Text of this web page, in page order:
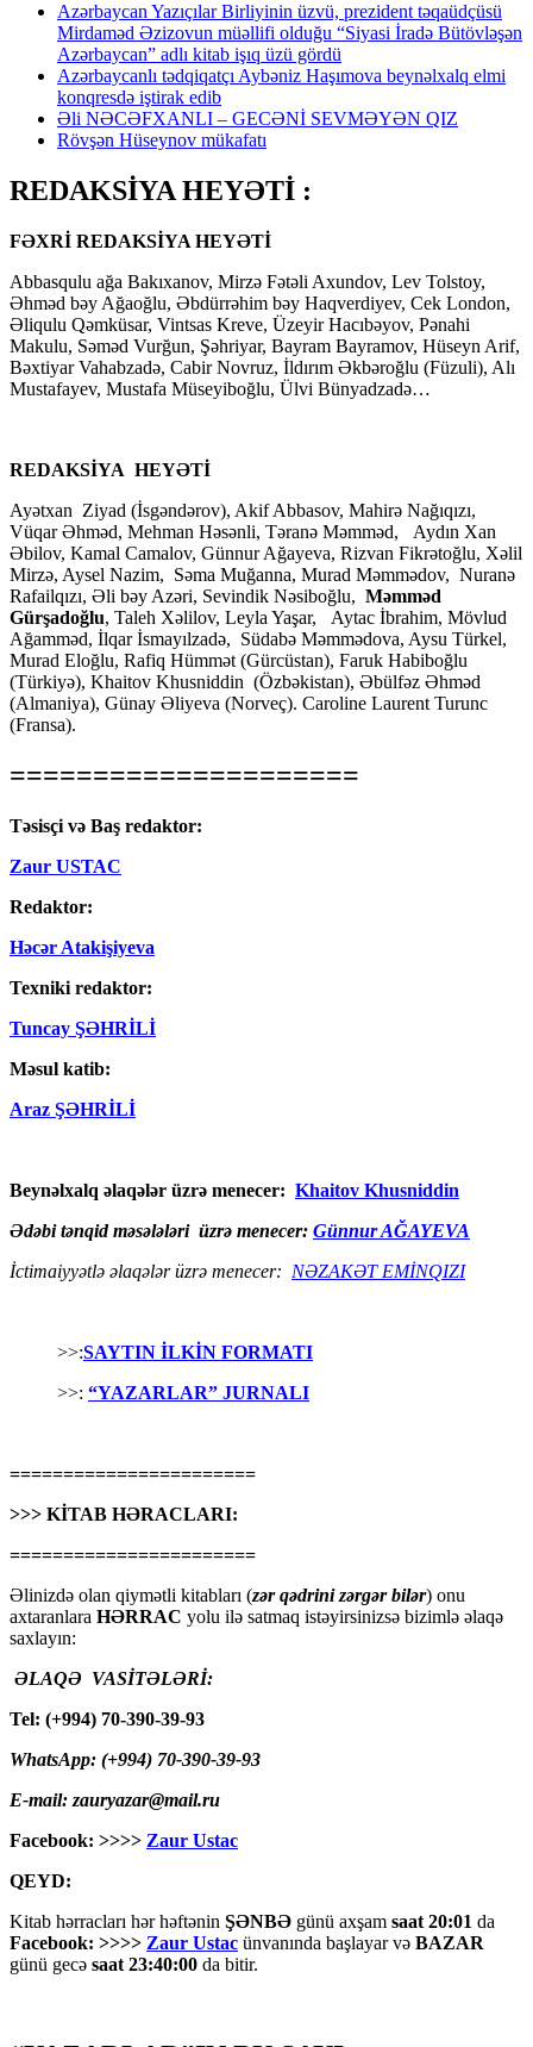
Azərbaycan Yazıçılar Birliyinin üzvü, prezident təqaüdçüsü
Mirdaməd Əzizovun müəllifi olduğu “Siyasi İradə Bütövləşən
Azərbaycan” adlı kitab işıq üzü gördü
Azərbaycanlı tədqiqatçı Aybəniz Haşımova beynəlxalq elmi
konqresdə iştirak edib
Əli NƏCƏFXANLI – GECƏNİ SEVMƏYƏN QIZ
Rövşən Hüseynov mükafatı
REDAKSİYA HEYƏTİ :
FƏXRİ REDAKSİYA HEYƏTİ
Abbasqulu ağa Bakıxanov, Mirzə Fətəli Axundov, Lev Tolstoy,
Əhməd bəy Ağaoğlu, Əbdürrəhim bəy Haqverdiyev, Cek London,
Əliqulu Qəmküsar, Vintsas Kreve, Üzeyir Hacıbəyov, Pənahi
Makulu, Səməd Vurğun, Şəhriyar, Bayram Bayramov, Hüseyn Arif,
Bəxtiyar Vahabzadə, Cabir Novruz, İldırım Əkbəroğlu (Füzuli), Alı
Mustafayev, Mustafa Müseyiboğlu, Ülvi Bünyadzadə…
REDAKSİYA HEYƏTİ
Ayətxan Ziyad (İsgəndərov), Akif Abbasov, Mahirə Nağıqızı,
Vüqar Əhməd, Mehman Həsənli, Təranə Məmməd, Aydın Xan
Əbilov, Kamal Camalov, Günnur Ağayeva, Rizvan Fikrətoğlu, Xəlil
Mirzə, Aysel Nazim, Səma Muğanna, Murad Məmmədov, Nuranə
Rafailqızı, Əli bəy Azəri, Sevindik Nəsiboğlu, Məmməd
Gürşadoğlu, Taleh Xəlilov, Leyla Yaşar, Aytac İbrahim, Mövlud
Ağamməd, İlqar İsmayılzadə, Südabə Məmmədova, Aysu Türkel,
Murad Eloğlu, Rafiq Hümmət (Gürcüstan), Faruk Habiboğlu
(Türkiyə), Khaitov Khusniddin (Özbəkistan), Əbülfəz Əhməd
(Almaniya), Günay Əliyeva (Norveç). Caroline Laurent Turunc
(Fransa).
=====================
Təsisçi və Baş redaktor:
Zaur USTAC
Redaktor:
Həcər Atakişiyeva
Texniki redaktor:
Tuncay ŞƏHRİLİ
Məsul katib:
Araz ŞƏHRİLİ
Beynəlxalq əlaqələr üzrə menecer: Khaitov Khusniddin
Ədəbi tənqid məsələləri üzrə menecer: Günnur AĞAYEVA
İctimaiyyətlə əlaqələr üzrə menecer: NƏZAKƏT EMİNQIZI
>>:SAYTIN İLKİN FORMATI
>>: “YAZARLAR” JURNALI
=======================
>>> KİTAB HƏRACLARI:
=======================
Əlinizdə olan qiymətli kitabları (zər qədrini zərgər bilər) onu
axtaranlara HƏRRAC yolu ilə satmaq istəyirsinizsə bizimlə əlaqə
saxlayın:
ƏLAQƏ VASİTƏLƏRİ:
Tel: (+994) 70-390-39-93
WhatsApp: (+994) 70-390-39-93
E-mail: zauryazar@mail.ru
Facebook: >>>> Zaur Ustac
QEYD:
Kitab hərracları hər həftənin ŞƏNBƏ günü axşam saat 20:01 da
Facebook: >>>> Zaur Ustac ünvanında başlayar və BAZAR
günü gecə saat 23:40:00 da bitir.